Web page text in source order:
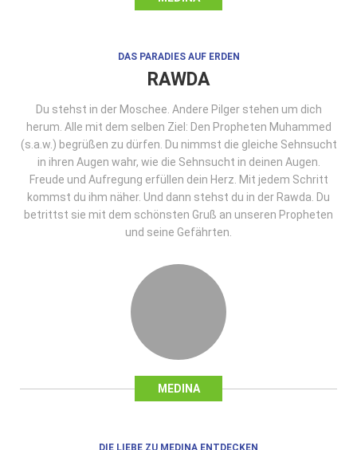
MEDINA
DAS PARADIES AUF ERDEN
RAWDA
Du stehst in der Moschee. Andere Pilger stehen um dich
herum. Alle mit dem selben Ziel: Den Propheten Muhammed
(s.a.w.) begrüßen zu dürfen. Du nimmst die gleiche Sehnsucht
in ihren Augen wahr, wie die Sehnsucht in deinen Augen.
Freude und Aufregung erfüllen dein Herz. Mit jedem Schritt
kommst du ihm näher. Und dann stehst du in der Rawda. Du
betrittst sie mit dem schönsten Gruß an unseren Propheten
und seine Gefährten.